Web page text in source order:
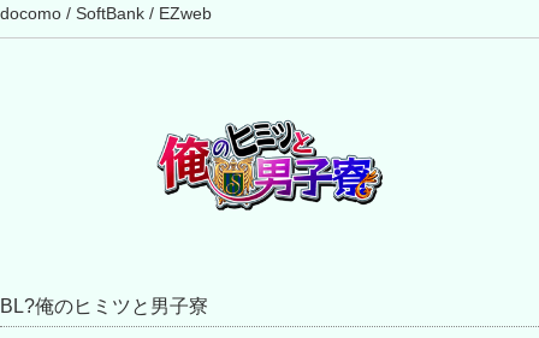
docomo / SoftBank / EZweb
BL?俺のヒミツと男子寮